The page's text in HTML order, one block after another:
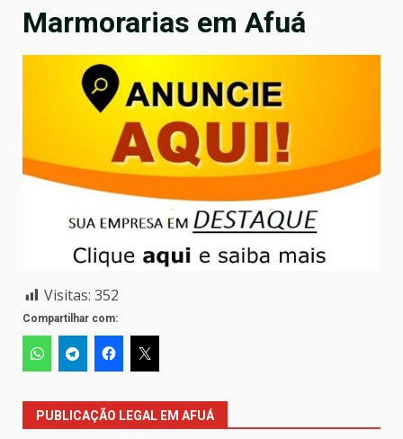
Marmorarias em Afuá
Visitas: 352
Compartilhar com:
PUBLICAÇÃO LEGAL EM AFUÁ